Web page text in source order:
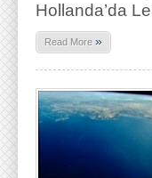
Hollanda’da
Read More »